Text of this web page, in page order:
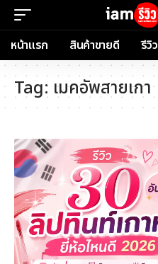
หน้าแรก สินค้าขายดี รีวิว
Tag: เมคอัพสายเกา